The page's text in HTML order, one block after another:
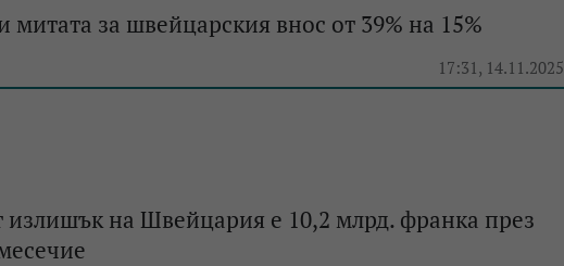
за швейцарския внос от 39% на 15%
17:31, 14.11.2025
излишък на Швейцария е 10,2 млрд. франка през